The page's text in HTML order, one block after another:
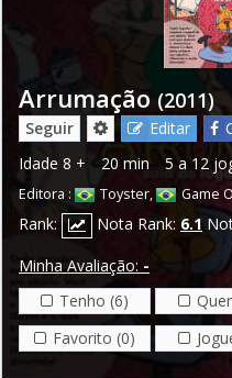
Arrumação (2011)
Seguir Editar
Idade 8 + 20 min 5 a 12
Editora : Toyster, Game
Rank: Nota Rank: 6.1
Minha Avaliação: -
Tenho (6)
Favorito (0)